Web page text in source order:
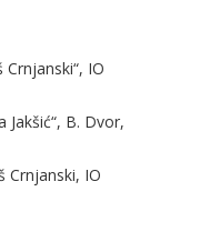
IO
Jakšić“, B. Dvor,
Crnjanski, IO